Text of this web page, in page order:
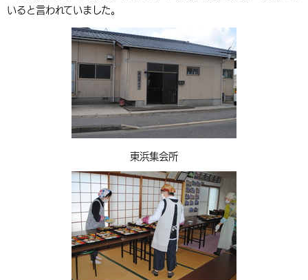
いると言われていました。
東浜集会所